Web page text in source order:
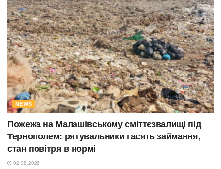
NEWS
Пожежа на Малашівському сміттєзвалищі під
Тернополем: рятувальники гасять займання,
стан повітря в нормі
02.08.2026